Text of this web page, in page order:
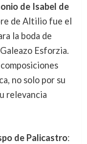
de Isabel de
de Altilio fue el
la boda de
Esforzia.
no solo por su
relevancia
de Palicastro: